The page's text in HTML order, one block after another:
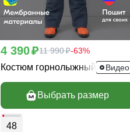
4 390p11 990p-63%
Костюм горнолыжный 389TC
Видео
Выбрать размер
48